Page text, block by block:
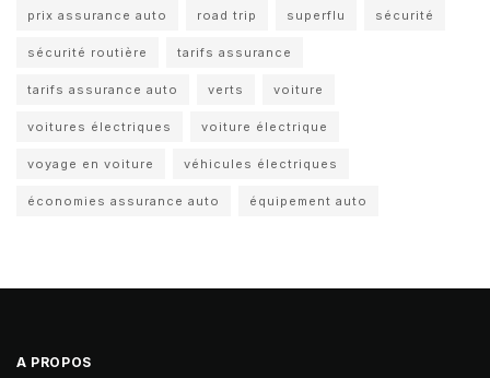
prix assurance auto road trip superflu sécurité
sécurité routière tarifs assurance
tarifs assurance auto verts voiture
voitures électriques voiture électrique
voyage en voiture véhicules électriques
économies assurance auto équipement auto
A PROPOS